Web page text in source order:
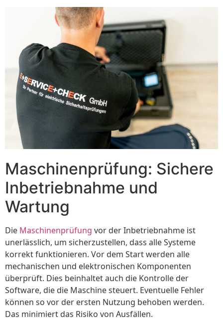
Maschinenprüfung: Sichere
Inbetriebnahme und
Wartung
Die Maschinenprüfung vor der Inbetriebnahme ist
unerlässlich, um sicherzustellen, dass alle Systeme
korrekt funktionieren. Vor dem Start werden alle
mechanischen und elektronischen Komponenten
überprüft. Dies beinhaltet auch die Kontrolle der
Software, die die Maschine steuert. Eventuelle Fehler
können so vor der ersten Nutzung behoben werden.
Das minimiert das Risiko von Ausfällen.